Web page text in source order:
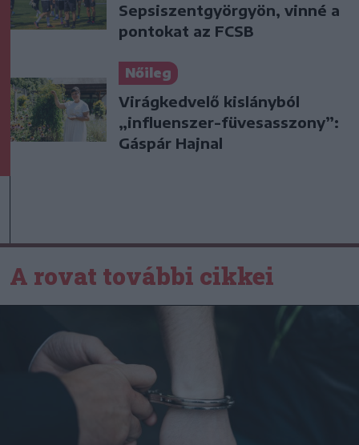
Sepsiszentgyörgyön, vinné a
pontokat az FCSB
Nőileg
Virágkedvelő kislányból
„influenszer-füvesasszony”:
Gáspár Hajnal
A rovat további cikkei